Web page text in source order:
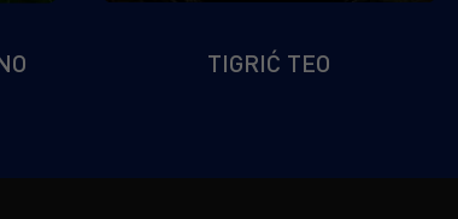
TIGRIĆ TEO